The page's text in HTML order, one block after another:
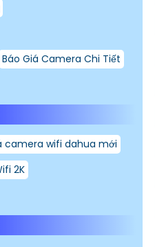
Báo Giá Camera Chi Tiết
camera wifi dahua mới
2K